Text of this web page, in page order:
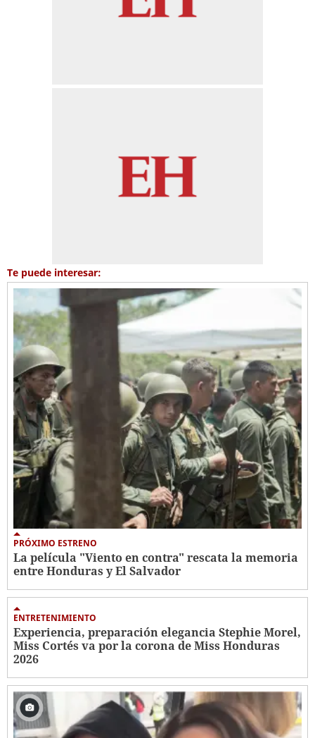
Te puede interesar:
PRÓXIMO ESTRENO
La película "Viento en contra" rescata la memoria
entre Honduras y El Salvador
ENTRETENIMIENTO
Experiencia, preparación elegancia Stephie Morel,
Miss Cortés va por la corona de Miss Honduras
2026